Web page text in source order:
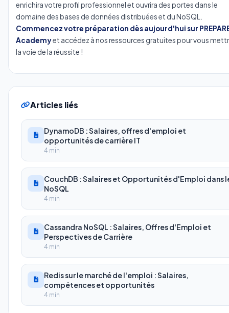
enrichira votre profil professionnel et ouvrira des portes dans le
domaine des bases de données distribuées et du NoSQL.
Commencez votre préparation dès aujourd'hui sur
Academyet accédez à nos ressources gratuites pour vous
la voie de la réussite !
Articles liés
DynamoDB : Salaires, offres d'emploi et
opportunités de carrière IT
4 min
CouchDB : Salaires et Opportunités d'Emploi dans
NoSQL
4 min
Cassandra NoSQL : Salaires, Offres d'Emploi et
Perspectives de Carrière
4 min
Redis sur le marché de l'emploi : Salaires,
compétences et opportunités
4 min